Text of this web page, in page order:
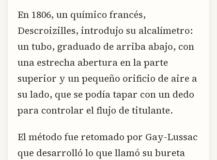
En 1806, un químico francés,
Descroizilles, introdujo su alcalímetro:
un tubo, graduado de arriba abajo, con
una estrecha abertura en la parte
superior y un pequeño orificio de aire a
su lado, que se podía tapar con un dedo
para controlar el flujo de titulante.
El método fue retomado por Gay-Lussac
que desarrolló lo que llamó su bureta